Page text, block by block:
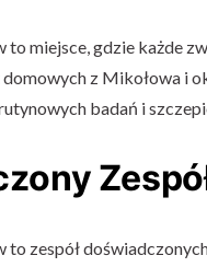
to miejsce, gdzie każde
z Mikołowa i
badań i
zespół